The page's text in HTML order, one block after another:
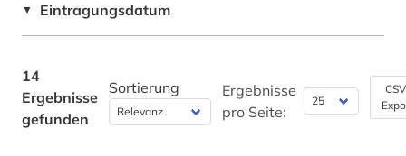
▼ Eintragungsdatum
14
Ergebnisse
gefunden
Sortierung
Ergebnisse
pro Seite: